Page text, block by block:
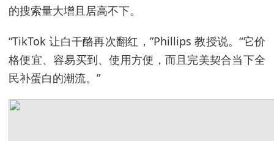
的搜索量大增且居高不下。
“TikTok 让白干酪再次翻红，”Phillips 教授说。“它价
格便宜、容易买到、使用方便，而且完美契合当下全
民补蛋白的潮流。”